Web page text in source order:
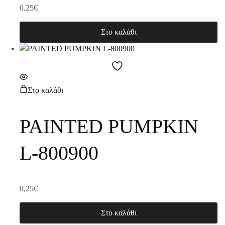
0,25€
Στο καλάθι
Στο καλάθι
PAINTED PUMPKIN
L-800900
0,25€
Στο καλάθι